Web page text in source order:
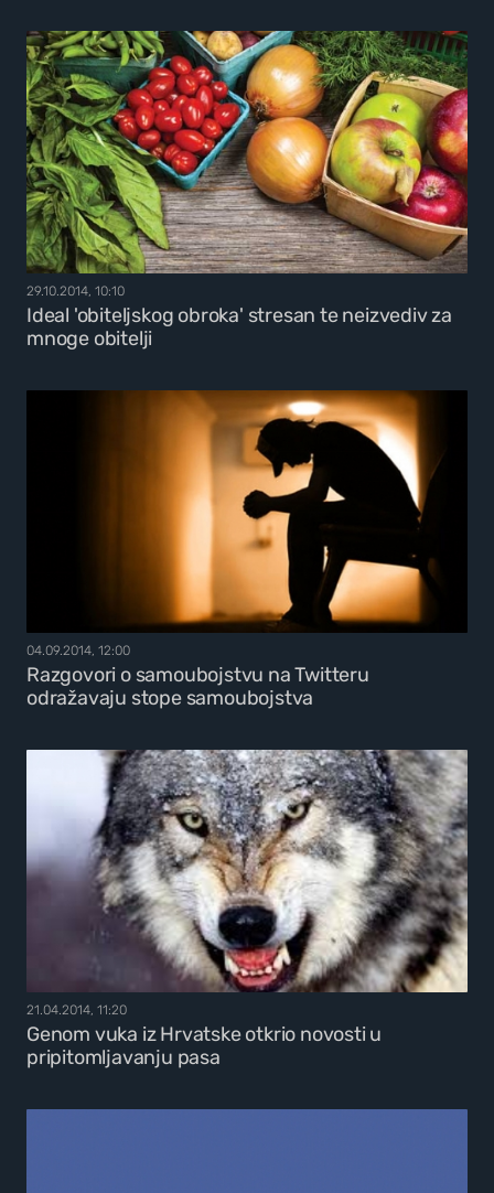
29.10.2014, 10:10
Ideal 'obiteljskog obroka' stresan te neizvediv za
mnoge obitelji
04.09.2014, 12:00
Razgovori o samoubojstvu na Twitteru
odražavaju stope samoubojstva
21.04.2014, 11:20
Genom vuka iz Hrvatske otkrio novosti u
pripitomljavanju pasa